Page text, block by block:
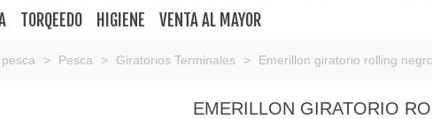
TORQEEDO HIGIENE VENTA AL MAYOR
> Pesca > Giratorios Terminales > Emerillon giratorio rolling negro
EMERILLON GIRATORIO